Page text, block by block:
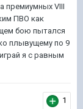
премиумных VIII
ПВО как
бою пытался
плывущему по 9
я с равным
1